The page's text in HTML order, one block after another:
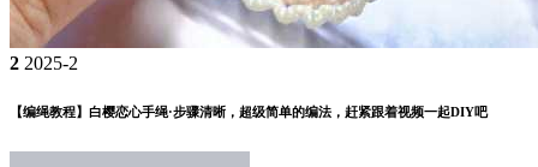
2 2025-2
【编绳教程】白樱恋心手绳·步骤清晰，超级简单的编法，赶紧跟着视频一起DIY吧